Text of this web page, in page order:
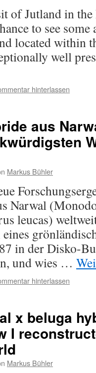
of Jutland in
to see
located within
well
hinterlassen
aus
Markus Bühler
Narwal
leucas)
in der Disko-
und wies …
hinterlassen
x beluga
I
Markus Bühler